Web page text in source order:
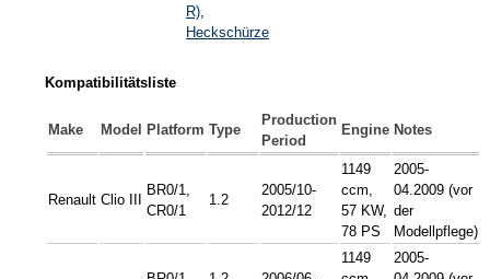
R)
Heckschürze
Kompatibilitätsliste
Make Model Platform Type
Production
Period
Engine Notes
Renault Clio III
BR0/1,
CR0/1
1.2
2005/10-
2012/12
1149
ccm,
57 KW,
78 PS
2005-
04.2009 (vor
der
Modellpflege)
1149
2005-